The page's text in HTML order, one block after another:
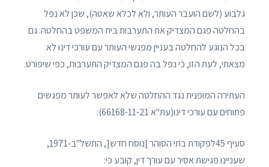
גלבוע (לשם הועבר העותר, ולא לכלא שאטה), שכן לא נפל
בהחלטה פגם המצדיק את התערבות בית המשפט בהחלטה. גם
בכל הנוגע להחלטה בעניין מפגשי העותר עם עורכי דינו לא
מצאתי, לעת הזו, כי נפל בה פגם המצדיק התערבות, כפי שיפורט.
העתירה המופנית נגד ההחלטה שלא לאפשר לעותר מפגשים
פתוחים עם עורכי דינו(עת"א 66168-11-21):
סעיף 45לפקודת בתי הסוהר ]נוסח חדש[, התשל"ב-1971,
שעניינו פגישת אסיר עם עורך דין, קובע כי: